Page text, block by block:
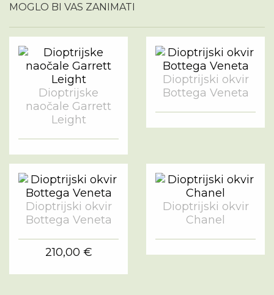
MOGLO BI VAS ZANIMATI
Dioptrijske
naočale Garrett
Leight
Dioptrijski okvir
Bottega Veneta
Dioptrijski okvir
Bottega Veneta
210,00 €
Dioptrijski okvir
Chanel